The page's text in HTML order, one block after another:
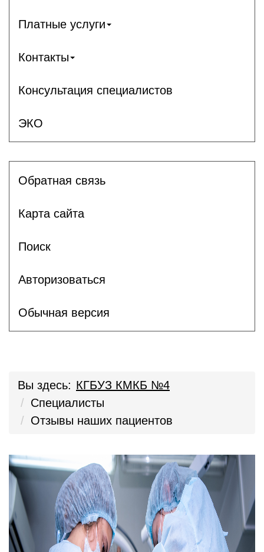
Платные услуги
Контакты
Консультация специалистов
ЭКО
Обратная связь
Карта сайта
Поиск
Авторизоваться
Обычная версия
Вы здесь: КГБУЗ КМКБ №4
Специалисты
Отзывы наших пациентов